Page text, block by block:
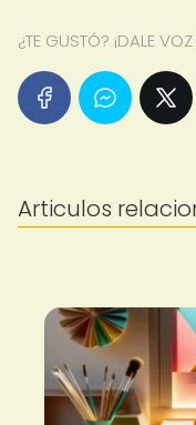
¿TE GUSTÓ? ¡DALE
Articulos